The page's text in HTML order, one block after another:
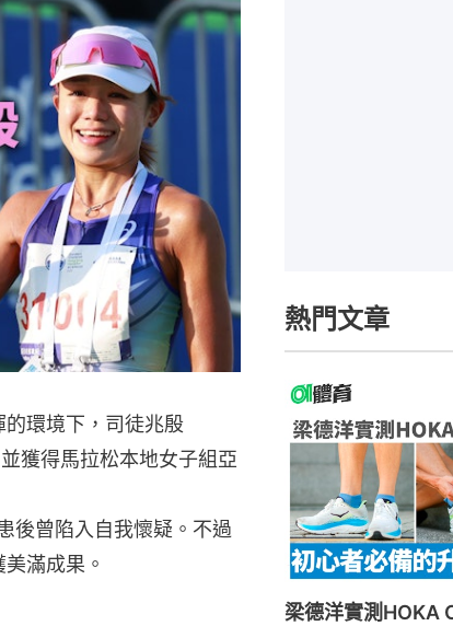
環境下，司徒兆殷
獲得馬拉松本地女子組亞
後曾陷入自我懷疑。不過
滿成果。
熱門文章
梁德洋實測HOKA